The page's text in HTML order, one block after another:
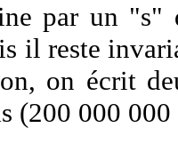
par un "s"
il reste
on écrit
(200 000